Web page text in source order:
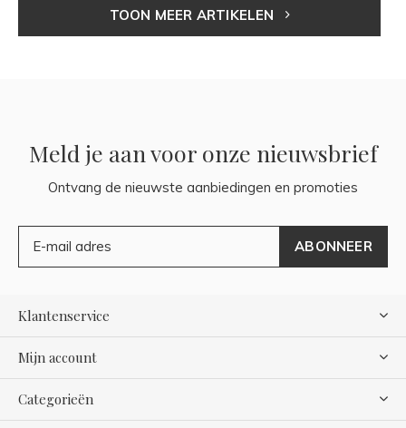
TOON MEER ARTIKELEN
Meld je aan voor onze nieuwsbrief
Ontvang de nieuwste aanbiedingen en promoties
ABONNEER
Klantenservice
Mijn account
Categorieën